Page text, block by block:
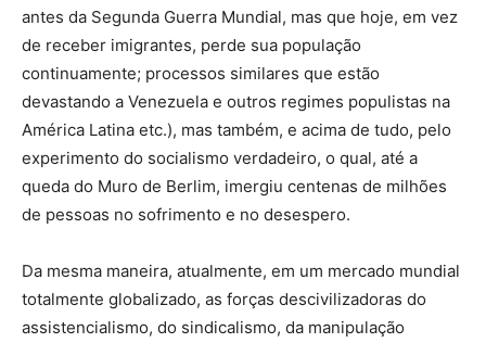
antes da Segunda Guerra Mundial, mas que hoje, em vez
de receber imigrantes, perde sua população
continuamente; processos similares que estão
devastando a Venezuela e outros regimes populistas na
América Latina etc.), mas também, e acima de tudo, pelo
experimento do socialismo verdadeiro, o qual, até a
queda do Muro de Berlim, imergiu centenas de milhões
de pessoas no sofrimento e no desespero.
Da mesma maneira, atualmente, em um mercado mundial
totalmente globalizado, as forças descivilizadoras do
assistencialismo, do sindicalismo, da manipulação